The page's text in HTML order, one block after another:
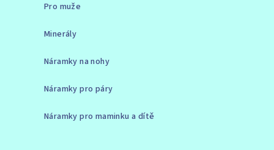
Pro muže
Minerály
Náramky na nohy
Náramky pro páry
Náramky pro maminku a dítě